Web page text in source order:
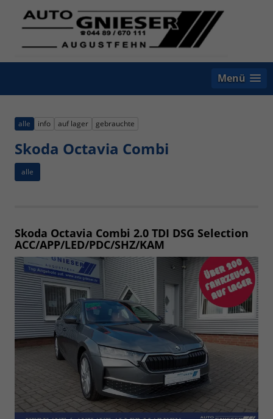
Menü
alle info auf lager gebrauchte
Skoda Octavia Combi
alle
Skoda Octavia Combi 2.0 TDI DSG Selection
ACC/APP/LED/PDC/SHZ/KAM